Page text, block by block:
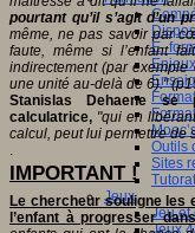
E-
Outils
Sites
Tutorat
Jeux
Jeu et
Jeux
pourtant qu’il s’agit d’un
même, ne pas savoir par
faute, même si l’enfant
indirectement (par
une unité au-delà de 6)."
Stanislas Dehaene
calculatrice, "qui en
calcul, peut lui permettre de
.
IMPORTANT !
Le chercheur souligne les
l’enfant à progresser